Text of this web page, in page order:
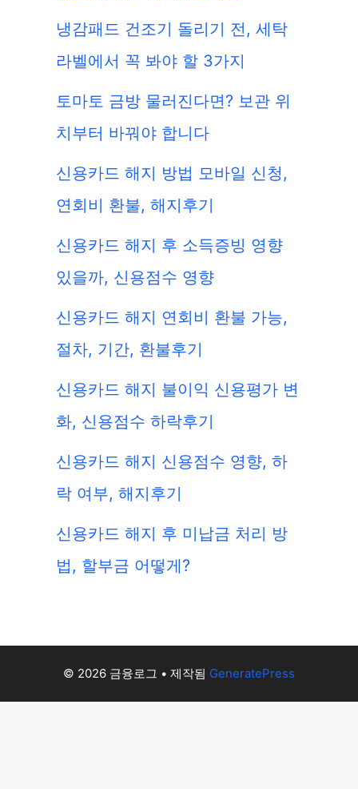
냉감패드 건조기 돌리기 전, 세탁
라벨에서 꼭 봐야 할 3가지
토마토 금방 물러진다면? 보관 위
치부터 바꿔야 합니다
신용카드 해지 방법 모바일 신청,
연회비 환불, 해지후기
신용카드 해지 후 소득증빙 영향
있을까, 신용점수 영향
신용카드 해지 연회비 환불 가능,
절차, 기간, 환불후기
신용카드 해지 불이익 신용평가 변
화, 신용점수 하락후기
신용카드 해지 신용점수 영향, 하
락 여부, 해지후기
신용카드 해지 후 미납금 처리 방
법, 할부금 어떻게?
© 2026 금융로그 • 제작됨 GeneratePress